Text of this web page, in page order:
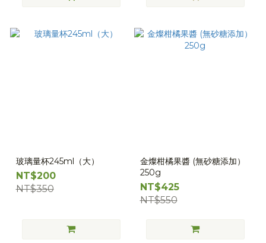
玻璃量杯245ml（大）
NT$200
NT$350
金燦柑橘果醬 (無砂糖添加）
250g
NT$425
NT$550